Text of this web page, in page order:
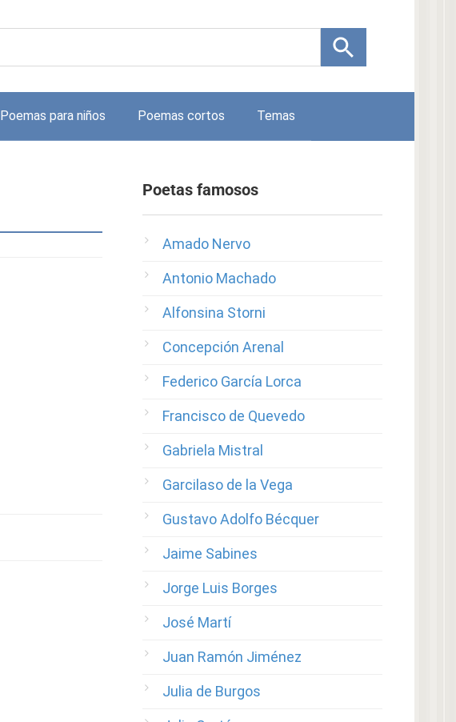
Poemas para niños Poemas cortos Temas
Poetas famosos
Amado Nervo
Antonio Machado
Alfonsina Storni
Concepción Arenal
Federico García Lorca
Francisco de Quevedo
Gabriela Mistral
Garcilaso de la Vega
Gustavo Adolfo Bécquer
Jaime Sabines
Jorge Luis Borges
José Martí
Juan Ramón Jiménez
Julia de Burgos